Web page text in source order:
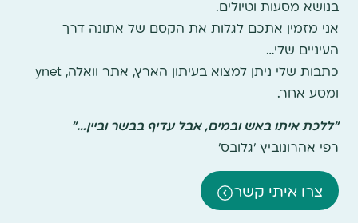
בנושא מסעות וטיולים.
אני מזמין אתכם לגלות את הקסם של אתונה דרך
העיניים שלי…
כתבות שלי ניתן למצוא בעיתון הארץ, אתר וואלה, ynet
ומסע אחר.
"ללכת איתו באש ובמים, אבל עדיף בבשר וביין…"
רפי אהרונוביץ 'גלובס'
צרו איתי קשר